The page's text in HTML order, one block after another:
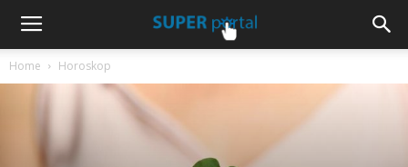
Home Horoskop